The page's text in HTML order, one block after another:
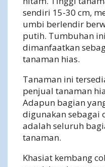
sendiri 15-30 cm,
umbi berlendir
putih. Tumbuhan
dimanfaatkan
tanaman hias.
Tanaman ini
penjual tanaman
Adapun bagian
digunakan sebagai
adalah seluruh
tanaman.
Khasiat kembang